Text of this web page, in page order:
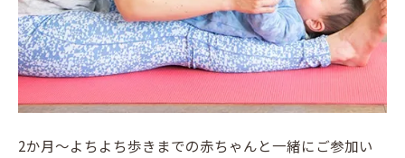
2か月～よちよち歩きまでの赤ちゃんと一緒にご参加い